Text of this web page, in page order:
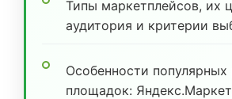
Типы маркетплейсов, их
аудитория и критерии
Особенности популярных
площадок: